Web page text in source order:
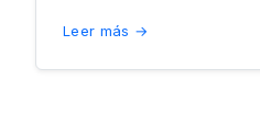
Leer más →